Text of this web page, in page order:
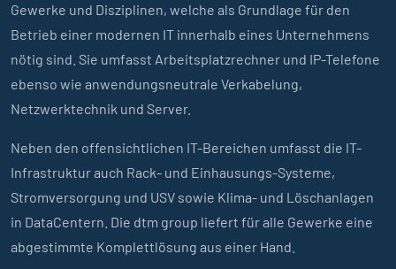
Gewerke und Disziplinen, welche als Grundlage für den
Betrieb einer modernen IT innerhalb eines Unternehmens
nötig sind. Sie umfasst Arbeitsplatzrechner und IP-Telefone
ebenso wie anwendungsneutrale Verkabelung,
Netzwerktechnik und Server.
Neben den offensichtlichen IT-Bereichen umfasst die IT-
Infrastruktur auch Rack- und Einhausungs-Systeme,
Stromversorgung und USV sowie Klima- und Löschanlagen
in DataCentern. Die dtm group liefert für alle Gewerke eine
abgestimmte Komplettlösung aus einer Hand.